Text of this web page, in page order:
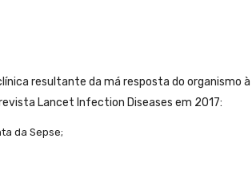
resultante da má resposta do organismo à
Lancet Infection Diseases em 2017:
da Sepse;